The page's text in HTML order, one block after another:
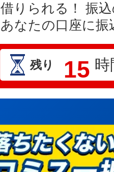
借りられる！ 振
あなたの口座に振
残り 15